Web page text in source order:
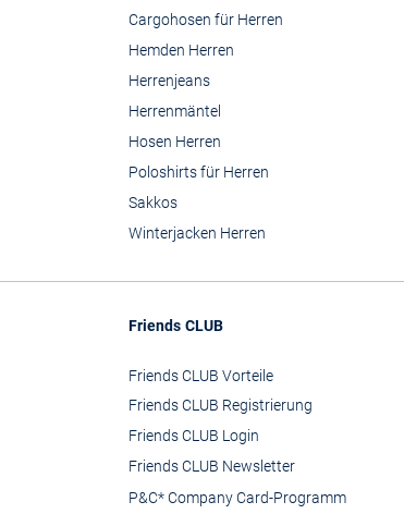
Cargohosen für Herren
Hemden Herren
Herrenjeans
Herrenmäntel
Hosen Herren
Poloshirts für Herren
Sakkos
Winterjacken Herren
Friends CLUB
Friends CLUB Vorteile
Friends CLUB Registrierung
Friends CLUB Login
Friends CLUB Newsletter
P&C* Company Card-Programm